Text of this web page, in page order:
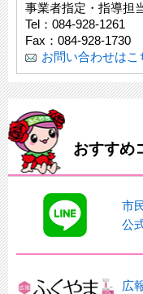
事業者指定・指導担
Tel：084-928-1261
Fax：084-928-1730
お問い合わせはこ
おすすめ
市
公
広